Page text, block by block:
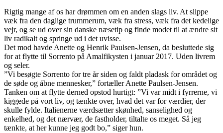
Rigtig mange af os har drømmen om en anden slags liv. At slippe
væk fra den daglige trummerum, væk fra stress, væk fra det kedelige
vejr, og se ud over sin danske næsetip og finde modet til at ændre sit
liv radikalt og springe ud i det uvisse.
Det mod havde Anette og Henrik Paulsen-Jensen, da besluttede sig
for at flytte til Sorrento på Amalfikysten i januar 2017. Uden livrem
og seler.
”Vi besøgte Sorrento for tre år siden og faldt pladask for området og
de søde og åbne mennesker,” fortæller Anette Paulsen-Jensen.
Tanken om at flytte derned opstod hurtigt: ”Vi var midt i fyrrerne, vi
kiggede på vort liv, og tænkte over, hvad det var for værdier, der
skulle fylde. Italienerne værdsætter skønhed, sanselighed og
enkelhed, og det nærvær, de fastholder, tiltalte os meget. Så jeg
tænkte, at her kunne jeg godt bo,” siger hun.